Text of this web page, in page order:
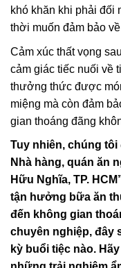
khó khăn khi phải đối
thời muốn đảm bảo
Cảm xúc thất vọng
cảm giác tiếc nuối về
thưởng thức được
miệng mà còn đảm
gian thoáng đãng
Tuy nhiên, chúng tôi
Nhà hàng, quán ăn
Hữu Nghĩa, TP.
tận hưởng bữa ăn
đến không gian
chuyên nghiệp, đây
kỳ buổi tiệc nào.